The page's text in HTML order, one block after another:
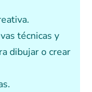
técnicas y
dibujar o crear